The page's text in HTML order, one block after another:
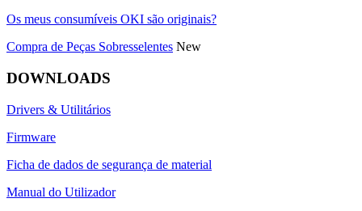
Os meus consumíveis OKI são originais?
Compra de Peças Sobresselentes New
DOWNLOADS
Drivers & Utilitários
Firmware
Ficha de dados de segurança de material
Manual do Utilizador